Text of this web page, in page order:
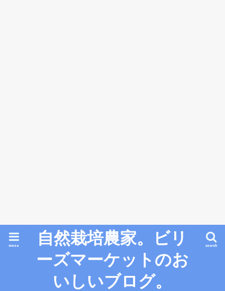
自然栽培農家。ビリ
ーズマーケットのお
いしいブログ。
search
menu